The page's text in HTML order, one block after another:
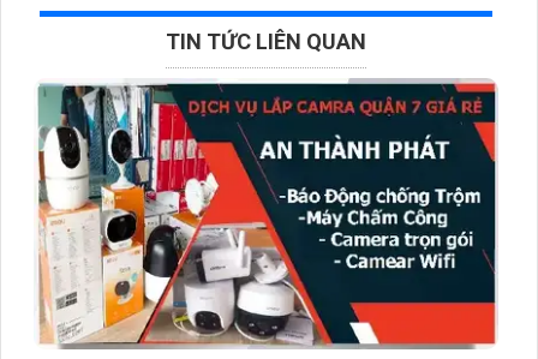
TIN TỨC LIÊN QUAN